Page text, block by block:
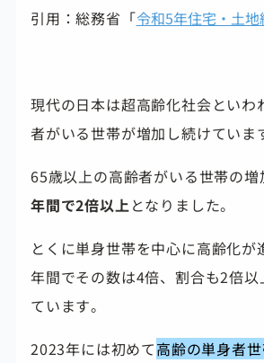
引用：総務省「令和5年住宅・土地
現代の日本は超高齢化社会といわ
者がいる世帯が増加し続けていま
65歳以上の高齢者がいる世帯の増
年間で2倍以上となりました。
とくに単身世帯を中心に高齢化が
年間でその数は4倍、割合も2倍以
ています。
2023年には初めて高齢の単身者